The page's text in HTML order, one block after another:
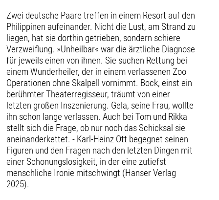
Zwei deutsche Paare treffen in einem Resort auf den
Philippinen aufeinander. Nicht die Lust, am Strand zu
liegen, hat sie dorthin getrieben, sondern schiere
Verzweiflung. »Unheilbar« war die ärztliche Diagnose
für jeweils einen von ihnen. Sie suchen Rettung bei
einem Wunderheiler, der in einem verlassenen Zoo
Operationen ohne Skalpell vornimmt. Bock, einst ein
berühmter Theaterregisseur, träumt von einer
letzten großen Inszenierung. Gela, seine Frau, wollte
ihn schon lange verlassen. Auch bei Tom und Rikka
stellt sich die Frage, ob nur noch das Schicksal sie
aneinanderkettet. - Karl-Heinz Ott begegnet seinen
Figuren und den Fragen nach den letzten Dingen mit
einer Schonungslosigkeit, in der eine zutiefst
menschliche Ironie mitschwingt (Hanser Verlag
2025).